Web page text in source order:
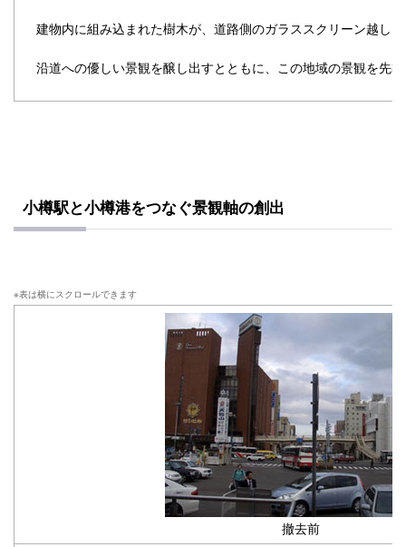
建物内に組み込まれた樹木が、道路側のガラススクリーン越し
沿道への優しい景観を醸し出すとともに、この地域の景観を先
小樽駅と小樽港をつなぐ景観軸の創出
撤去前